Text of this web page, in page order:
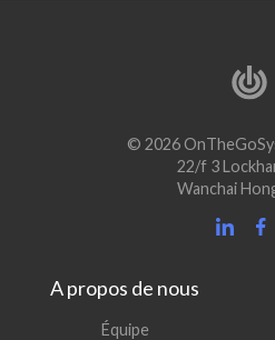
© 2026
22/f 3
Wanchai
A propos de nous
Équipe